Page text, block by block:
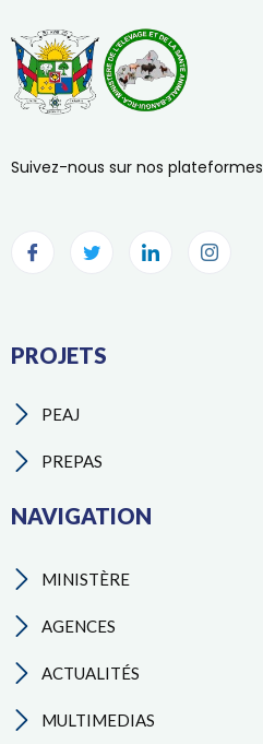
Suivez-nous sur nos plateformes
PROJETS
PEAJ
PREPAS
NAVIGATION
MINISTÈRE
AGENCES
ACTUALITÉS
MULTIMEDIAS